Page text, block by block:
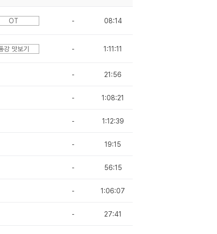
OT - 08:14
강 맛보기 - 1:11:11
- 21:56
- 1:08:21
- 1:12:39
- 19:15
- 56:15
- 1:06:07
- 27:41